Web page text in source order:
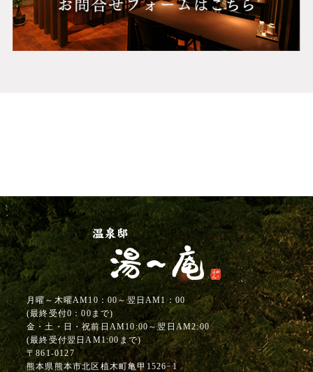
月曜～木曜AM10：00～翌日AM1：00
(最終受付0：00まで)
金・土・日・祝前日AM10:00～翌日AM2:00
(最終受付翌日AM1:00まで)
〒861-0127
熊本県熊本市北区植木町亀甲1526−1